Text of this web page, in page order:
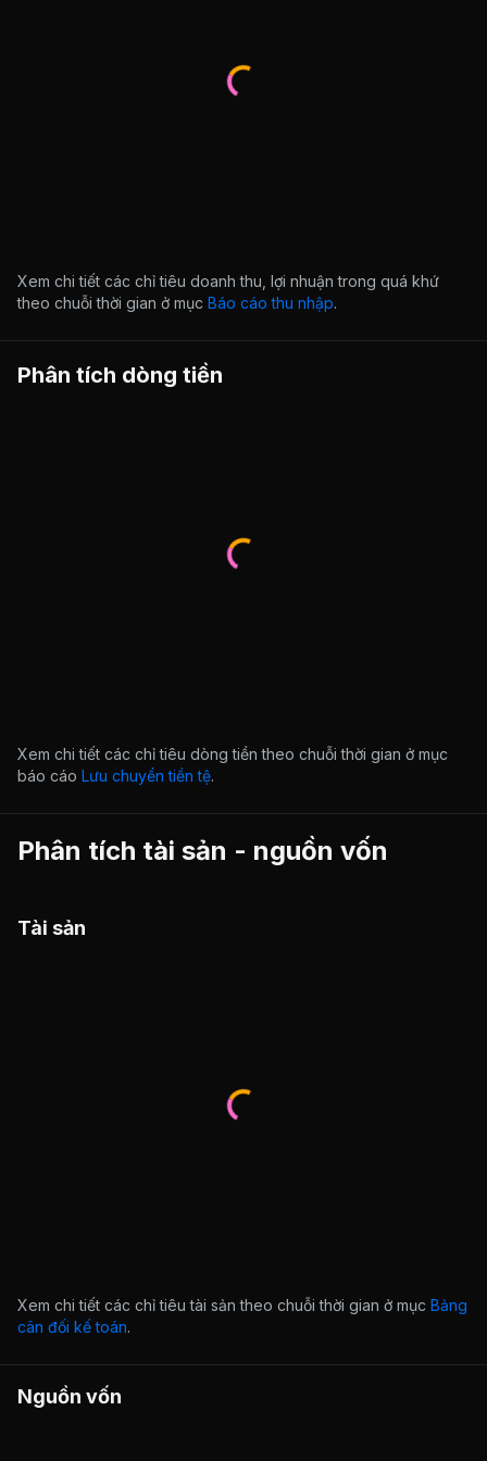
Xem chi tiết các chỉ tiêu doanh thu, lợi nhuận trong quá khứ
theo chuỗi thời gian ở mục Báo cáo thu nhập.
Phân tích dòng tiền
Xem chi tiết các chỉ tiêu dòng tiền theo chuỗi thời gian ở mục
báo cáo Lưu chuyển tiền tệ.
Phân tích tài sản - nguồn vốn
Tài sản
Xem chi tiết các chỉ tiêu tài sản theo chuỗi thời gian ở mục Bảng
cân đối kế toán.
Nguồn vốn